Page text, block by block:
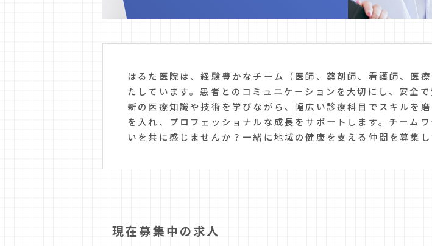
はるた医院は、経験豊かなチーム（医師、薬剤師、看護師、医
たしています。患者とのコミュニケーションを大切にし、安全
新の医療知識や技術を学びながら、幅広い診療科目でスキルを
を入れ、プロフェッショナルな成長をサポートします。チーム
いを共に感じませんか？一緒に地域の健康を支える仲間を募集し
現在募集中の求人